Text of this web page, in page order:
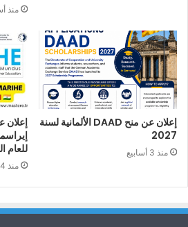
منذ
إعلان عن منح DAAD الألمانية لسنة
2027
منذ 3 أسابيع
إعلان
للعام
منذ 4 أسابيع